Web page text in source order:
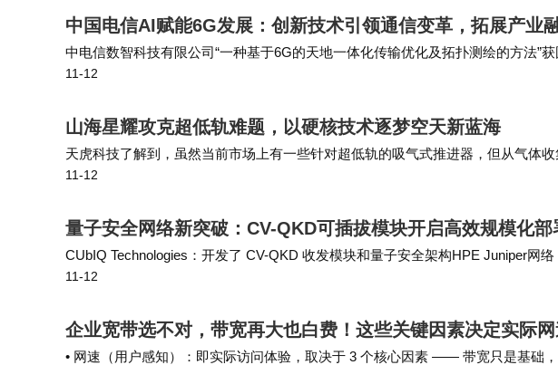
捷、舒适的出行服务。随着假期的结束，铁路部门将继续密切关注
中国电信AI赋能6G发展：创新技术引领通信变革，拓展产业
中电信数智科技有限公司“一种基于6G的天地一体化传输优化及拓扑测绘的方法”
网络协同通信、频谱资源共享、高效信号传输等多个核心技术领域，为6G的落地
11-12
山海星耀攻克超低轨难题，以硬核技术逐梦空天新蓝海
天虎科技了解到，虽然当前市场上有一些针对超低轨的吸气式推进器，但从气体
海星耀的电推进器均具备一定优势。 蔡东升表示，目前该产品是商业航天公司首
11-12
量子安全网络新突破：CV-QKD可插拔模块开启高效规模化部
CUbIQ Technologies：开发了 CV-QKD 收发模块和量子安全架构HPE Juniper网
MACsec 加密Coherent 高意：提供 400…
11-12
企业宽带选不对，带宽再大也白费！这些关键因素决定实际网
• 网速（用户感知）：即实际访问体验，取决于 3 个核心因素 —— 带宽只是基础